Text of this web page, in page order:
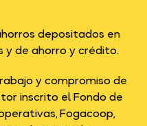
depositados en
y de ahorro y crédito.
y compromiso de
inscrito el Fondo de
Fogacoop,